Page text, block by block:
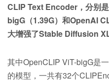
CLIP Text Encoder，分别是
bigG （1.39G）和OpenAI
大增强了Stable Diffusion
其中OpenCLIP ViT-bigG是
的模型，一共有32个